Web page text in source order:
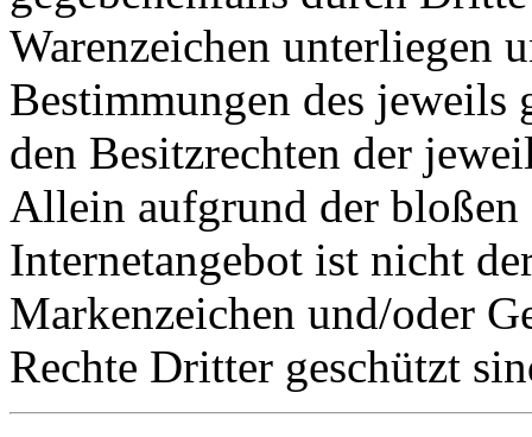
Warenzeichen unterliegen
Bestimmungen des jeweils
den Besitzrechten der
Allein aufgrund der bloßen
Internetangebot ist nicht
Markenzeichen und/oder
Rechte Dritter geschützt